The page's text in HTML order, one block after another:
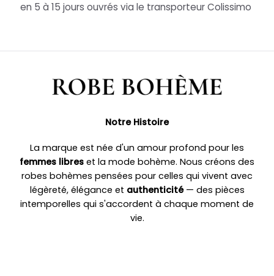
en 5 à 15 jours ouvrés via le transporteur Colissimo
Notre Histoire
La marque est née d'un amour profond pour les
femmes libres et la mode bohème. Nous créons des
robes bohèmes pensées pour celles qui vivent avec
légèreté, élégance et authenticité— des pièces
intemporelles qui s'accordent à chaque moment de
vie.